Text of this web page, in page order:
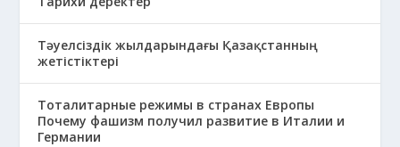
Тәуелсіздік жылдарындағы Қазақстанның
жетістіктері
Тоталитарные режимы в странах Европы
Почему фашизм получил развитие в Италии и
Германии